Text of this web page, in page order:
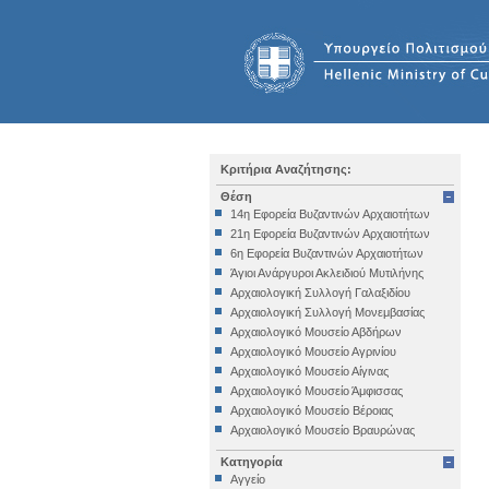
Κριτήρια Αναζήτησης:
Θέση
14η Εφορεία Βυζαντινών Αρχαιοτήτων
21η Εφορεία Βυζαντινών Αρχαιοτήτων
6η Εφορεία Βυζαντινών Αρχαιοτήτων
Άγιοι Ανάργυροι Ακλειδιού Μυτιλήνης
Αρχαιολογική Συλλογή Γαλαξιδίου
Αρχαιολογική Συλλογή Μονεμβασίας
Αρχαιολογικό Μουσείο Αβδήρων
Αρχαιολογικό Μουσείο Αγρινίου
Αρχαιολογικό Μουσείο Αίγινας
Αρχαιολογικό Μουσείο Άμφισσας
Αρχαιολογικό Μουσείο Βέροιας
Αρχαιολογικό Μουσείο Βραυρώνας
Αρχαιολογικό Μουσείο Δελφών
Αρχαιολογικό Μουσείο Ηγουμενίτσας
Κατηγορία
Αγγείο